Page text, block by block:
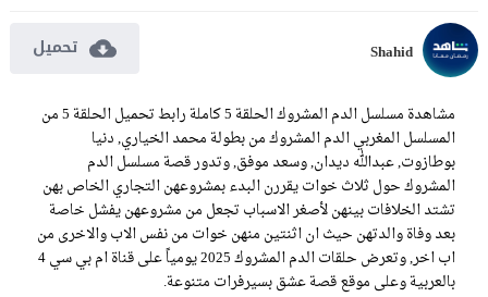
Shahid تحميل
مشاهدة مسلسل الدم المشروك الحلقة 5 كاملة رابط تحميل الحلقة 5 من
المسلسل المغربي الدم المشروك من بطولة محمد الخياري, دنيا
بوطازوت, عبدالله ديدان, وسعد موفق, وتدور قصة مسلسل الدم
المشروك حول ثلاث خوات يقررن البدء بمشروعهن التجاري الخاص بهن
تشتد الخلافات بينهن لأصغر الاسباب تجعل من مشروعهن يفشل خاصة
بعد وفاة والدتهن حيث ان اثنتين منهن خوات من نفس الاب والاخرى من
اب اخر, وتعرض حلقات الدم المشروك 2025 يومياً على قناة ام بي سي 4
بالعربية وعلى موقع قصة عشق بسيرفرات متنوعة.